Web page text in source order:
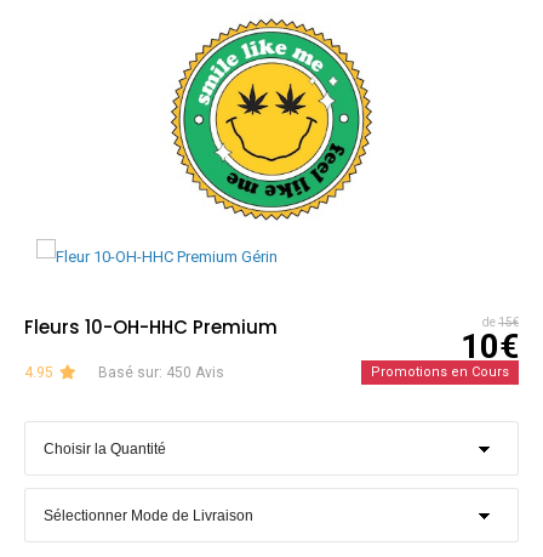
Fleurs 10-OH-HHC Premium de15€
10€
4.95 Basé sur: 450 Avis Promotions en Cours